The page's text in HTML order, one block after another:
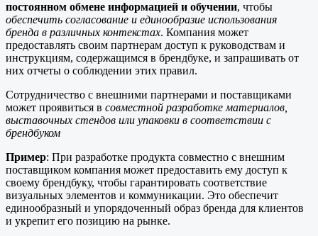
постоянном обмене информацией и обучении, чтобы
обеспечить согласование и единообразие использования
бренда в различных контекстах. Компания может
предоставлять своим партнерам доступ к руководствам и
инструкциям, содержащимся в брендбуке, и запрашивать от
них отчеты о соблюдении этих правил.
Сотрудничество с внешними партнерами и поставщиками
может проявиться в совместной разработке материалов,
выставочных стендов или упаковки в соответствии с
брендбуком
Пример: При разработке продукта совместно с внешним
поставщиком компания может предоставить ему доступ к
своему брендбуку, чтобы гарантировать соответствие
визуальных элементов и коммуникации. Это обеспечит
единообразный и упорядоченный образ бренда для клиентов
и укрепит его позицию на рынке.